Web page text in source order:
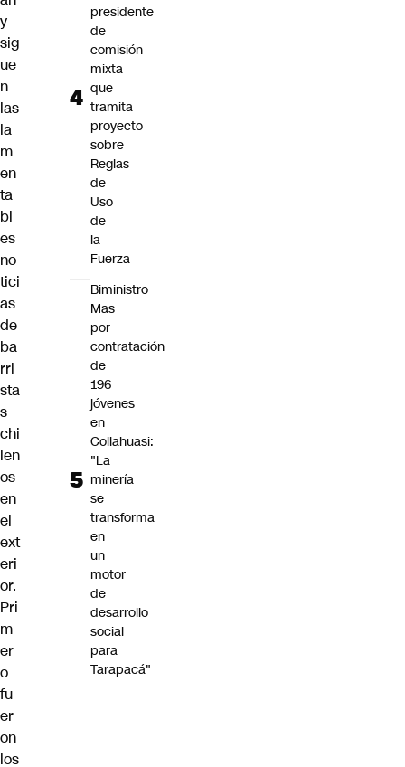
y
sig
ue
n
las
la
m
en
ta
bl
es
no
tici
as
de
ba
rri
sta
s
chi
len
os
en
el
ext
eri
or.
Pri
m
er
o
fu
er
on
los
presidente
de
comisión
mixta
que
tramita
proyecto
sobre
Reglas
de
Uso
de
la
Fuerza
Biministro
Mas
por
contratación
de
196
jóvenes
en
Collahuasi:
"La
minería
se
transforma
en
un
motor
de
desarrollo
social
para
Tarapacá"